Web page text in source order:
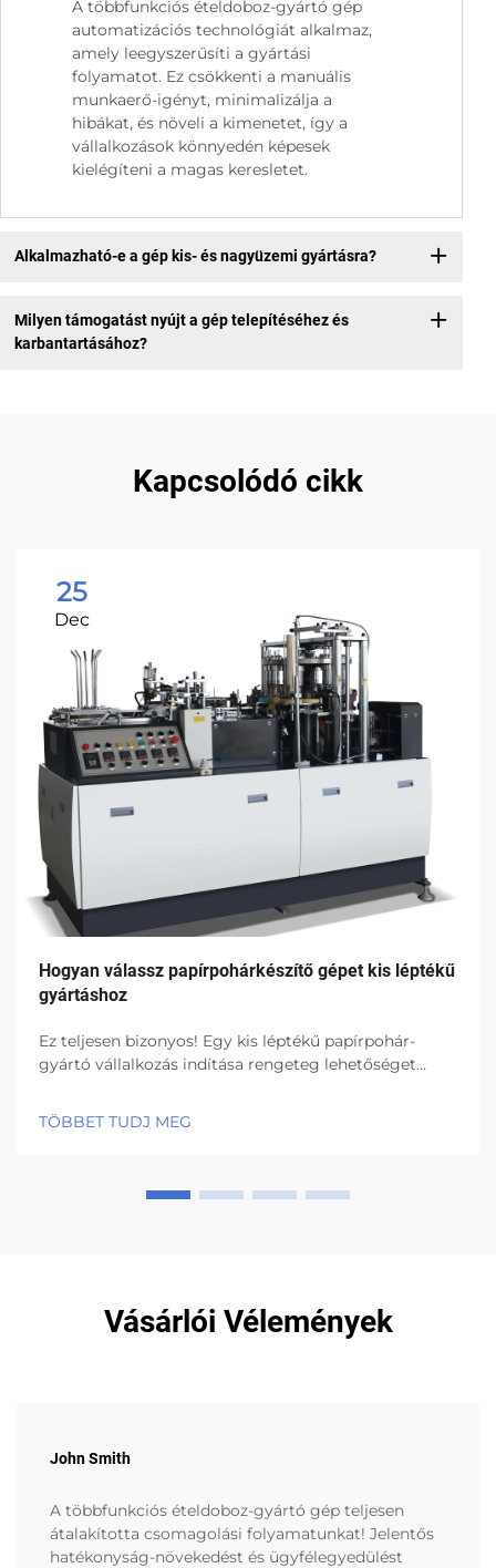
A többfunkciós ételdoboz-gyártó gép
automatizációs technológiát alkalmaz,
amely leegyszerűsíti a gyártási
folyamatot. Ez csökkenti a manuális
munkaerő-igényt, minimalizálja a
hibákat, és növeli a kimenetet, így a
vállalkozások könnyedén képesek
kielégíteni a magas keresletet.
Alkalmazható-e a gép kis- és nagyüzemi gyártásra?
Milyen támogatást nyújt a gép telepítéséhez és
karbantartásához?
Kapcsolódó cikk
25
Dec
Hogyan válassz papírpohárkészítő gépet kis léptékű
gyártáshoz
Ez teljesen bizonyos! Egy kis léptékű papírpohár-
gyártó vállalkozás indítása rengeteg lehetőséget
gyártó gép kiválasztása. Ez a legfontosabb
berendezés egy...
TÖBBET TUDJ MEG
Vásárlói Vélemények
John Smith
A többfunkciós ételdoboz-gyártó gép teljesen
átalakította csomagolási folyamatunkat! Jelentős
hatékonyság-növekedést és ügyfélegyedülést